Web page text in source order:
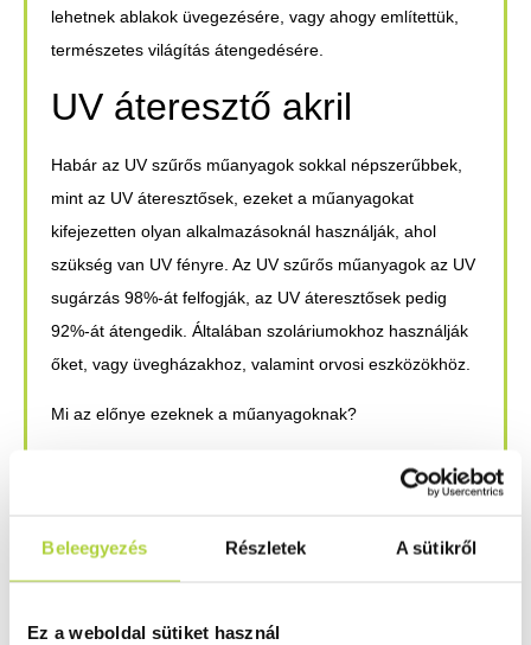
Beleegyezés Részletek A sütikről
Ez a weboldal sütiket használ
lehetnek ablakok üvegezésére, vagy ahogy említettük,
természetes világítás átengedésére.
UV áteresztő akril
Habár az UV szűrős műanyagok sokkal népszerűbbek,
mint az UV áteresztősek, ezeket a műanyagokat
kifejezetten olyan alkalmazásoknál használják, ahol
szükség van UV fényre. Az UV szűrős műanyagok az UV
sugárzás 98%-át felfogják, az UV áteresztősek pedig
92%-át átengedik. Általában szoláriumokhoz használják
őket, vagy üvegházakhoz, valamint orvosi eszközökhöz.
Mi az előnye ezeknek a műanyagoknak?
Könnyű a tisztításuk, egyszerűen feldolgozhatóak,
költségkímélőbbek, mint a polikarbonát, magasfokú
ELŐZŐ CIKK